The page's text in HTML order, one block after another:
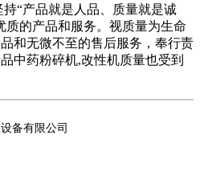
“产品就是人品、质量就是诚
质的产品和服务。视质量为生命
和无微不至的售后服务，奉行责
中药粉碎机,改性机质量也受到
备有限公司